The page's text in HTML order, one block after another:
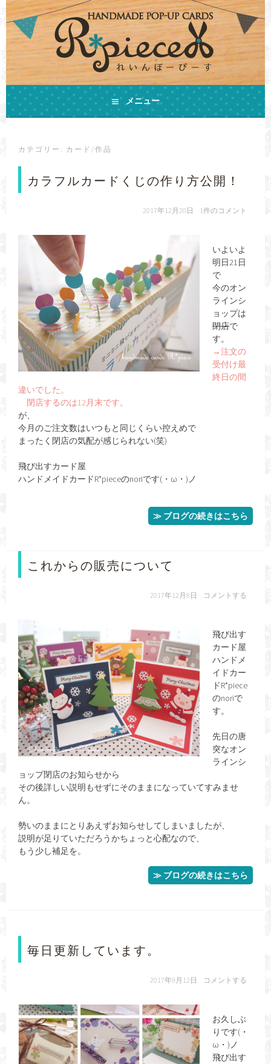
コ
ン
テ
ン
ツ
へ
キ
ッ
プ
ハンドメイドカード
R*PIECE(れいんぼーぴ
ーす)
手作りの飛び出すカードとHAPPYをお届けします
メニュー
カテゴリー: カード/作品
カラフルカードくじの作り方公開！
2017年12月20日 1件のコメント
いよいよ
明日21日
で
今のオン
ラインシ
ョップは
閉店で
す。
→注文の
受付け最
終日の間
違いでした。
閉店するのは12月末です。
が、
今月のご注文数はいつもと同じくらい控えめで
まったく閉店の気配が感じられない(笑)
飛び出すカード屋
ハンドメイドカードR*pieceのnoriです(・ω・)ノ
≫ ブログの続きはこちら
これからの販売について
2017年12月8日 コメントする
飛び出す
カード屋
ハンドメ
イドカー
ドR*piece
のnoriで
す。
先日の唐
突なオン
ラインシ
ョップ閉店のお知らせから
その後詳しい説明もせずにそのままになっていてすみませ
ん。
勢いのままにとりあえずお知らせしてしまいましたが、
説明が足りていただろうかちょっと心配なので、
もう少し補足を。
≫ ブログの続きはこちら
毎日更新しています。
2017年9月12日 コメントする
お久しぶ
りです(・
ω・)ノ
飛び出す